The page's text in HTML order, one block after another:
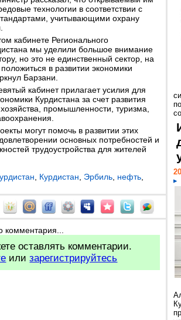
технологии в соответствии с
учитывающими охрану
кабинете Регионального
мы уделили большое внимание
но это не единственный сектор, на
в развитии экономики
Барзани.
кабинет прилагает усилия для
Курдистана за счет развития
хозяйства, промышленности, туризма,
могут помочь в развитии этих
основных потребностей и
трудоустройства для жителей
Курдистан Эрбиль нефть
комментария...
оставлять комментарии.
илизарегистрируйтесь